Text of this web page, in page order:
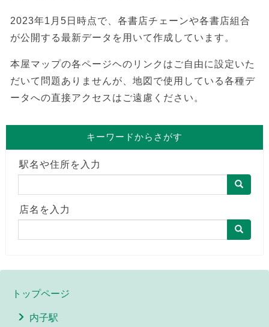
2023年1月5日時点で、各書店チェーンや各書店組合
が公開する最新データを用いて作成しています。
本屋マップの各ページヘのリンクはご自由に設定いた
だいて問題ありませんが、地図で使用している各種デ
ータへの直接アクセスはご遠慮ください。
キーワードからさがす
駅名や住所を入力
店名を入力
トップページ
内子駅